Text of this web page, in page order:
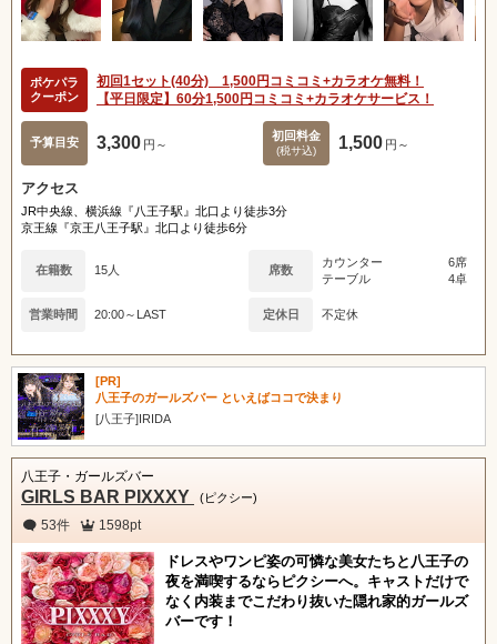
ポケパラ
クーポン
初回1セット(40分) 1,500円コミコミ+カラオケ無料！
【平日限定】60分1,500円コミコミ+カラオケサービス！
予算目安 3,300 円～
初回料金
(税サ込) 1,500 円～
アクセス
JR中央線、横浜線『八王子駅』北口より徒歩3分
京王線『京王八王子駅』北口より徒歩6分
在籍数 15人 席数
カウンター
6席
テーブル
4卓
営業時間 20:00～LAST 定休日 不定休
[PR]
八王子のガールズバー といえばココで決まり
[八王子]IRIDA
八王子・ガールズバー
GIRLS BAR PIXXXY (ピクシー)
53件 1598pt
ドレスやワンピ姿の可憐な美女たちと八王子の
夜を満喫するならピクシーへ。キャストだけで
なく内装までこだわり抜いた隠れ家的ガールズ
バーです！